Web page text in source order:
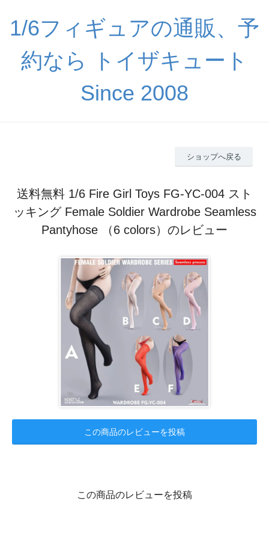
1/6フィギュアの通販、予
約なら トイザキュート
Since 2008
ショップへ戻る
送料無料 1/6 Fire Girl Toys FG-YC-004 スト
ッキング Female Soldier Wardrobe Seamless
Pantyhose （6 colors）のレビュー
この商品のレビューを投稿
この商品のレビューを投稿